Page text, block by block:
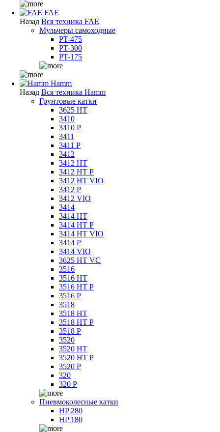
FAE
Назад Вся техника FAE
Мульчеры самоходные
PT-475
PT-300
PT-175
Hamm
Назад Вся техника Hamm
Грунтовые катки
3625 HT
3410
3410 P
3411
3411 P
3412
3412 HT
3412 HT P
3412 HT VIO
3412 P
3412 VIO
3414
3414 HT
3414 HT P
3414 HT VIO
3414 P
3414 VIO
3625 HT VC
3516
3516 HT
3516 HT P
3516 P
3518
3518 HT
3518 HT P
3518 P
3520
3520 HT
3520 HT P
3520 P
320
320 P
Пневмоколесные катки
HP 280
HP 180